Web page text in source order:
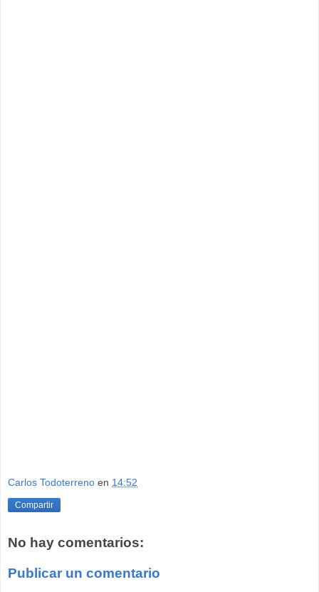
Carlos Todoterreno en 14:52
Compartir
No hay comentarios:
Publicar un comentario